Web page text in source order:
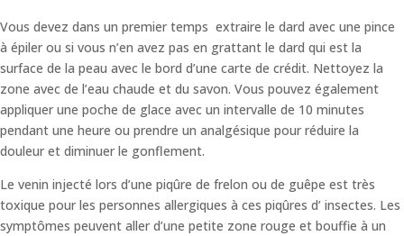
Vous devez dans un premier temps extraire le dard avec une pince
à épiler ou si vous n’en avez pas en grattant le dard qui est la
surface de la peau avec le bord d’une carte de crédit. Nettoyez la
zone avec de l’eau chaude et du savon. Vous pouvez également
appliquer une poche de glace avec un intervalle de 10 minutes
pendant une heure ou prendre un analgésique pour réduire la
douleur et diminuer le gonflement.
Le venin injecté lors d’une piqûre de frelon ou de guêpe est très
toxique pour les personnes allergiques à ces piqûres d’ insectes. Les
symptômes peuvent aller d’une petite zone rouge et bouffie à un